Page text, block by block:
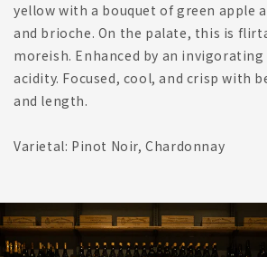
yellow with a bouquet of green apple
and brioche. On the palate, this is
moreish. Enhanced by an
acidity. Focused, cool, and crisp with
and length.
Varietal: Pinot Noir, Chardonnay